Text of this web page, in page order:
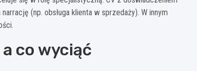
(np. obsługa klienta w sprzedaży). W innym
co wyciąć